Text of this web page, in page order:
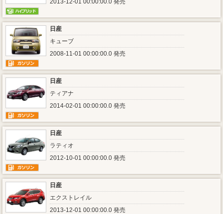
2013-12-01 00:00:00.0 発売
日産
キューブ
2008-11-01 00:00:00.0 発売
日産
ティアナ
2014-02-01 00:00:00.0 発売
日産
ラティオ
2012-10-01 00:00:00.0 発売
日産
エクストレイル
2013-12-01 00:00:00.0 発売